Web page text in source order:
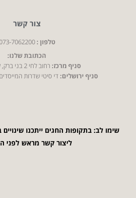
צור קשר
טלפון : 073-7062200
הכתובת שלנו:
סניף מרכז:רחוב לחי 2 בני ברק, קומת קרקע
סניף ירושלים:די סיטי שדרות המייסדים 15 מעלה אדומים
שימו לב: בתקופות החגים ייתכנו
ליצור קשר מראש לפני